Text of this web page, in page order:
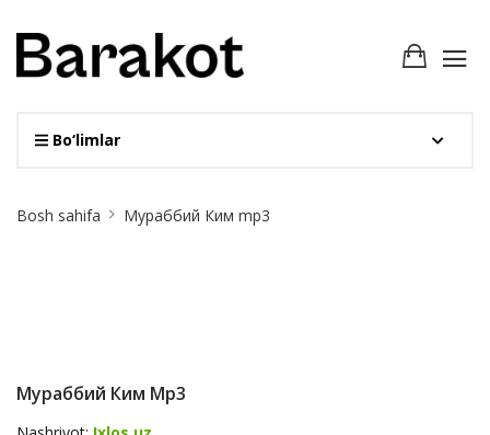
Bo‘limlar
Breadcrumb
Bosh sahifa Мураббий Ким mp3
Мураббий Ким Mp3